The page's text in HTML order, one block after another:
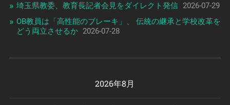
埼玉県教委、教育長記者会見をダイレクト発信 2026-07-29
OB教員は「高性能のブレーキ」、 伝統の継承と学校改革を
どう両立させるか 2026-07-28
2026年8月